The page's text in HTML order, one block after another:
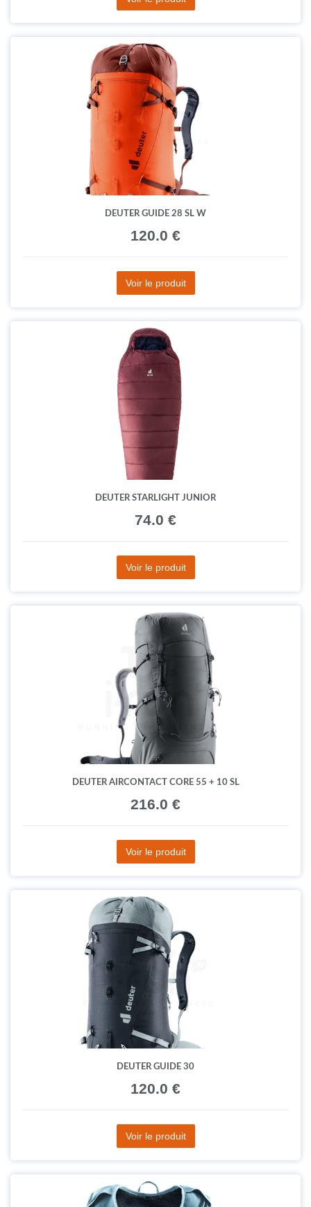
DEUTER GUIDE 28 SL W
120.0 €
Voir le produit
DEUTER STARLIGHT JUNIOR
74.0 €
Voir le produit
DEUTER AIRCONTACT CORE 55 + 10 SL
216.0 €
Voir le produit
DEUTER GUIDE 30
120.0 €
Voir le produit